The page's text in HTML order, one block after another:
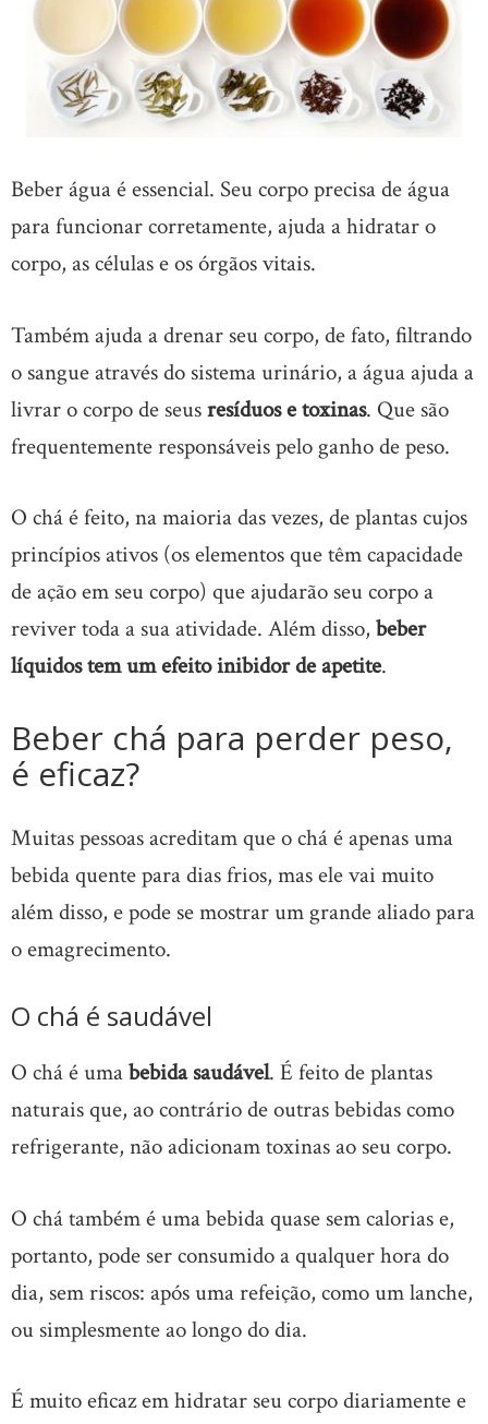
Beber água é essencial. Seu corpo precisa de água
para funcionar corretamente, ajuda a hidratar o
corpo, as células e os órgãos vitais.
Também ajuda a drenar seu corpo, de fato, filtrando
o sangue através do sistema urinário, a água ajuda a
livrar o corpo de seusresíduos e toxinas. Que são
frequentemente responsáveis ​​pelo ganho de peso.
O chá é feito, na maioria das vezes, de plantas cujos
princípios ativos (os elementos que têm capacidade
de ação em seu corpo) que ajudarão seu corpo a
reviver toda a sua atividade. Além disso, beber
líquidos tem um efeito inibidor de apetite.
Beber chá para perder peso,
é eficaz?
Muitas pessoas acreditam que o chá é apenas uma
bebida quente para dias frios, mas ele vai muito
além disso, e pode se mostrar um grande aliado para
o emagrecimento.
O chá é saudável
O chá é umabebida saudável. É feito de plantas
naturais que, ao contrário de outras bebidas como
refrigerante, não adicionam toxinas ao seu corpo.
O chá também é uma bebida quase sem calorias e,
portanto, pode ser consumido a qualquer hora do
dia, sem riscos: após uma refeição, como um lanche,
ou simplesmente ao longo do dia.
É muito eficaz em hidratar seu corpo diariamente e